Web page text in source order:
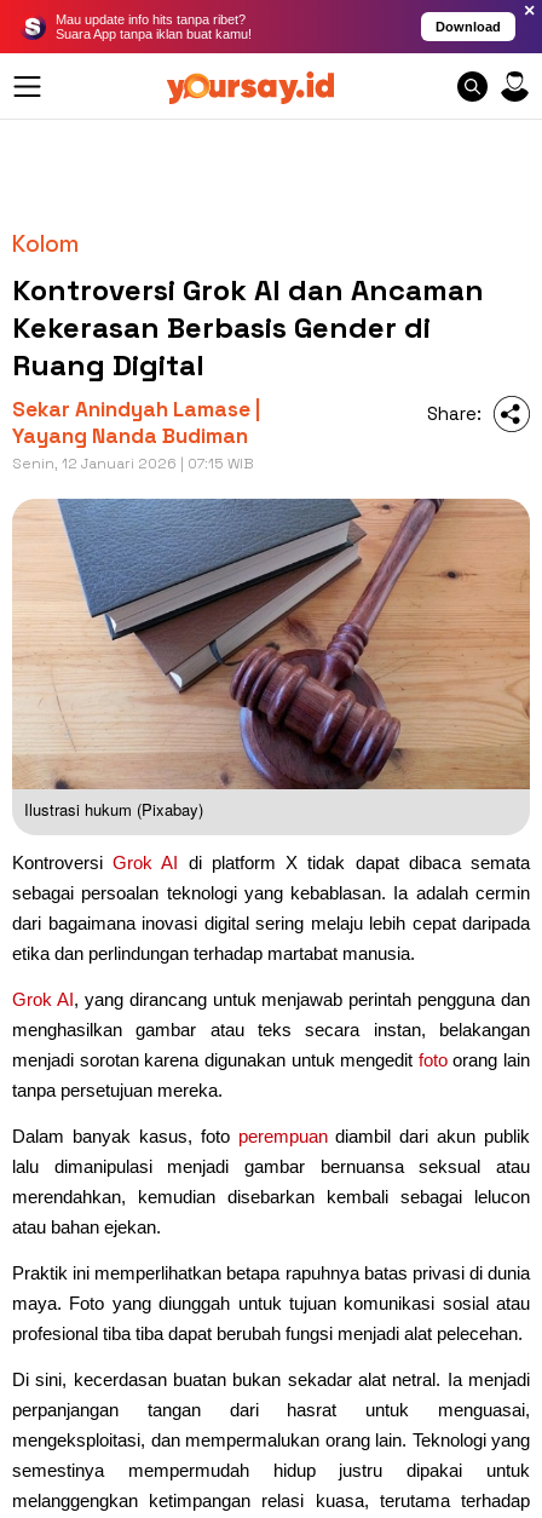
Mau update info hits tanpa ribet?
Suara App tanpa iklan buat kamu!
Download
×
Kolom
Kontroversi Grok AI dan Ancaman
Kekerasan Berbasis Gender di
Ruang Digital
Sekar Anindyah Lamase |
Yayang Nanda Budiman
Senin, 12 Januari 2026 | 07:15 WIB
Share:
Ilustrasi hukum (Pixabay)
KontroversiGrok AI di platform X tidak dapat dibaca semata
sebagai persoalan teknologi yang kebablasan. Ia adalah cermin
dari bagaimana inovasi digital sering melaju lebih cepat daripada
etika dan perlindungan terhadap martabat manusia.
Grok AI, yang dirancang untuk menjawab perintah pengguna dan
menghasilkan gambar atau teks secara instan, belakangan
menjadi sorotan karena digunakan untuk mengedit fotoorang lain
tanpa persetujuan mereka.
Dalam banyak kasus, foto perempuandiambil dari akun publik
lalu dimanipulasi menjadi gambar bernuansa seksual atau
merendahkan, kemudian disebarkan kembali sebagai lelucon
atau bahan ejekan.
Praktik ini memperlihatkan betapa rapuhnya batas privasi di dunia
maya. Foto yang diunggah untuk tujuan komunikasi sosial atau
profesional tiba tiba dapat berubah fungsi menjadi alat pelecehan.
Di sini, kecerdasan buatan bukan sekadar alat netral. Ia menjadi
perpanjangan tangan dari hasrat untuk menguasai,
mengeksploitasi, dan mempermalukan orang lain. Teknologi yang
semestinya mempermudah hidup justru dipakai untuk
melanggengkan ketimpangan relasi kuasa, terutama terhadap